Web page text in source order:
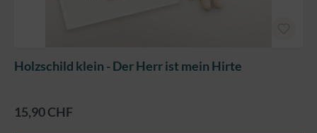
Holzschild klein - Der Herr ist mein Hirte
15,90 CHF